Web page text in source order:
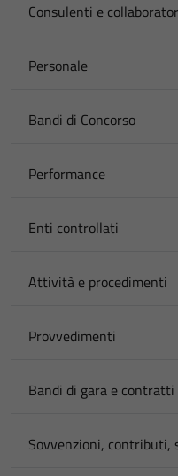
Consulenti e
Personale
Bandi di Concorso
Performance
Enti controllati
Attività e procedimenti
Provvedimenti
Bandi di gara e contratti
Sovvenzioni, contributi,